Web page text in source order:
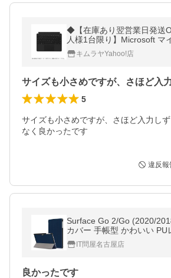
◆【在庫あり翌営業日発送
人様1台限り】Microsoft マ
M-00019 Surface Go タイ
ク ブラック KCM00019
キムラヤYahoo!店
5
サイズも小さめですが、さほど入力し
なく良かったです
違反報
Surface Go 2/Go (2020/
カバー 手帳型 かわいい PU
サーフェス Go 手帳タイプ
バー おすすめ おしゃれ
IT問屋名古屋店
良かったです